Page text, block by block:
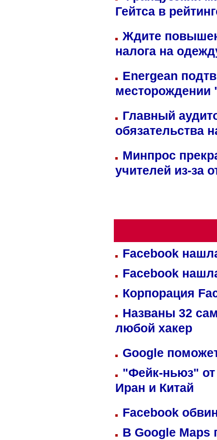
Гейтса в
Ждите
налога на
Energean
Главный
обязательства
Минпрос
учителей из-за
Facebook
Facebook
Корпорация
Названы 32
любой хакер
Google
"Фейк-ньюз" от
Иран и Китай
Facebook
В Google Maps